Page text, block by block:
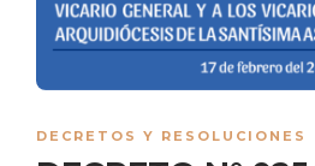
DECRETOS Y RESOLUCIONES